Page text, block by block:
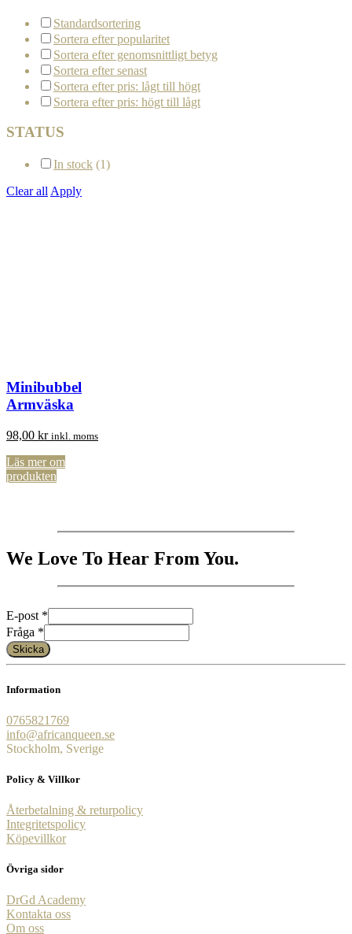
Standardsortering
Sortera efter popularitet
Sortera efter genomsnittligt betyg
Sortera efter senast
Sortera efter pris: lågt till högt
Sortera efter pris: högt till lågt
STATUS
In stock (1)
Clear all Apply
Minibubbel
Armväska
98,00 kr inkl. moms
Läs mer om
produkten
We Love To Hear From You.
Fråga
E-
post
E-post *
Fråga *
Skicka
Information
0765821769
info@africanqueen.se
Stockholm, Sverige
Policy & Villkor
Återbetalning & returpolicy
Integritetspolicy
Köpevillkor
Övriga sidor
DrGd Academy
Kontakta oss
Om oss